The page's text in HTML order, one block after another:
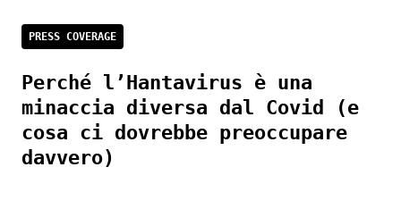
PRESS COVERAGE
Perché l’Hantavirus è una
minaccia diversa dal Covid (e
cosa ci dovrebbe preoccupare
davvero)